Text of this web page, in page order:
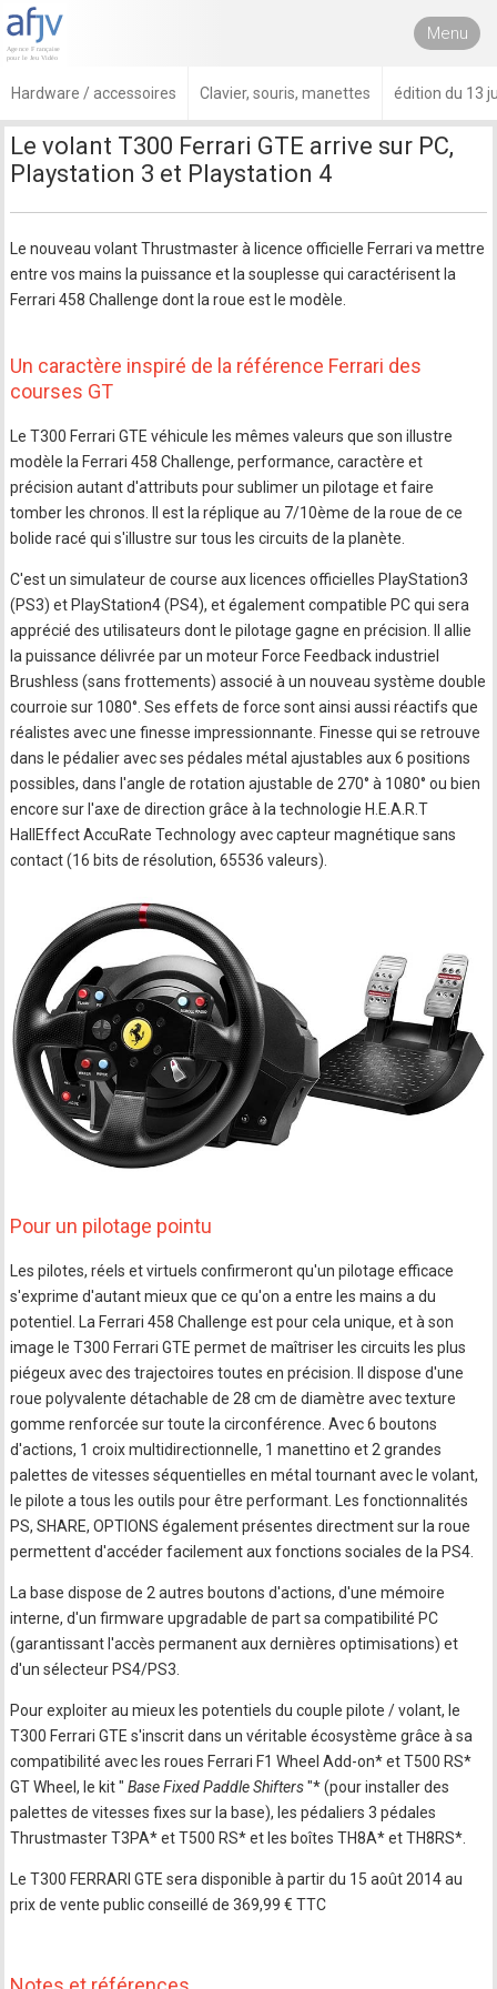
Menu
Hardware / accessoires Clavier, souris, manettes édition du 13
Le volant T300 Ferrari GTE arrive sur PC,
Playstation 3 et Playstation 4
Le nouveau volant Thrustmaster à licence officielle Ferrari va mettre
entre vos mains la puissance et la souplesse qui caractérisent la
Ferrari 458 Challenge dont la roue est le modèle.
Un caractère inspiré de la référence Ferrari des
courses GT
Le T300 Ferrari GTE véhicule les mêmes valeurs que son illustre
modèle la Ferrari 458 Challenge, performance, caractère et
précision autant d'attributs pour sublimer un pilotage et faire
tomber les chronos. Il est la réplique au 7/10ème de la roue de ce
bolide racé qui s'illustre sur tous les circuits de la planète.
C'est un simulateur de course aux licences officielles PlayStation3
(PS3) et PlayStation4 (PS4), et également compatible PC qui sera
apprécié des utilisateurs dont le pilotage gagne en précision. Il allie
la puissance délivrée par un moteur Force Feedback industriel
Brushless (sans frottements) associé à un nouveau système double
courroie sur 1080°. Ses effets de force sont ainsi aussi réactifs que
réalistes avec une finesse impressionnante. Finesse qui se retrouve
dans le pédalier avec ses pédales métal ajustables aux 6 positions
possibles, dans l'angle de rotation ajustable de 270° à 1080° ou bien
encore sur l'axe de direction grâce à la technologie H.E.A.R.T
HallEffect AccuRate Technology avec capteur magnétique sans
contact (16 bits de résolution, 65536 valeurs).
Pour un pilotage pointu
Les pilotes, réels et virtuels confirmeront qu'un pilotage efficace
s'exprime d'autant mieux que ce qu'on a entre les mains a du
potentiel. La Ferrari 458 Challenge est pour cela unique, et à son
image le T300 Ferrari GTE permet de maîtriser les circuits les plus
piégeux avec des trajectoires toutes en précision. Il dispose d'une
roue polyvalente détachable de 28 cm de diamètre avec texture
gomme renforcée sur toute la circonférence. Avec 6 boutons
d'actions, 1 croix multidirectionnelle, 1 manettino et 2 grandes
palettes de vitesses séquentielles en métal tournant avec le volant,
le pilote a tous les outils pour être performant. Les fonctionnalités
PS, SHARE, OPTIONS également présentes directment sur la roue
permettent d'accéder facilement aux fonctions sociales de la PS4.
La base dispose de 2 autres boutons d'actions, d'une mémoire
interne, d'un firmware upgradable de part sa compatibilité PC
(garantissant l'accès permanent aux dernières optimisations) et
d'un sélecteur PS4/PS3.
Pour exploiter au mieux les potentiels du couple pilote / volant, le
T300 Ferrari GTE s'inscrit dans un véritable écosystème grâce à sa
compatibilité avec les roues Ferrari F1 Wheel Add-on* et T500 RS*
GT Wheel, le kit " Base Fixed Paddle Shifters"* (pour installer des
palettes de vitesses fixes sur la base), les pédaliers 3 pédales
Thrustmaster T3PA* et T500 RS* et les boîtes TH8A* et TH8RS*.
Le T300 FERRARI GTE sera disponible à partir du 15 août 2014 au
prix de vente public conseillé de 369,99 € TTC